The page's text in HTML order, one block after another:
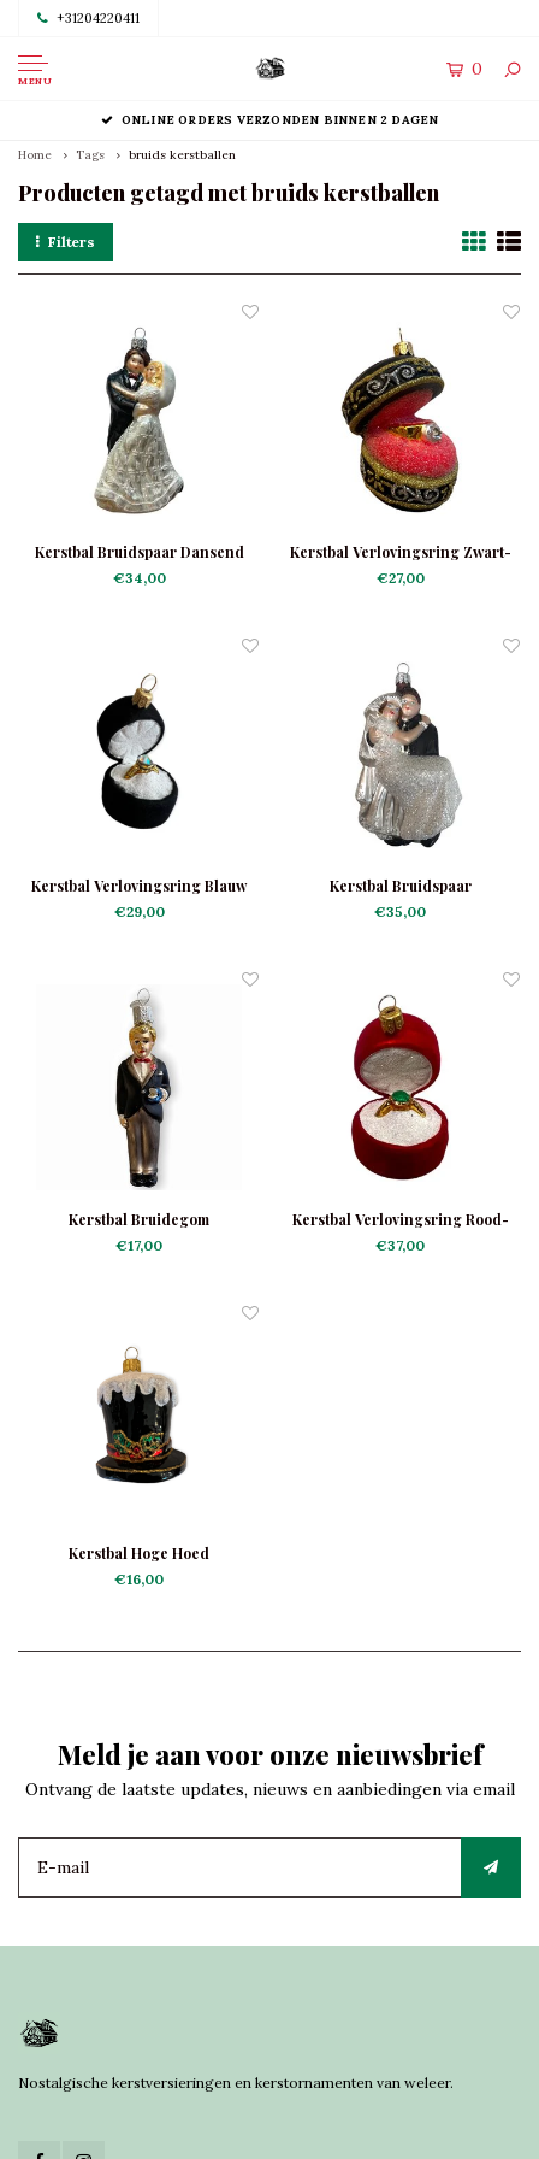
+31204220411
MENU
0
ONLINE ORDERS VERZONDEN BINNEN 2 DAGEN
Home Tags bruids kerstballen
Producten getagd met bruids kerstballen
Filters
Kerstbal Bruidspaar Dansend
€34,00
Kerstbal Verlovingsring Zwart-
Rood
€27,00
Kerstbal Verlovingsring Blauw
€29,00
Kerstbal Bruidspaar
€35,00
Kerstbal Bruidegom
€17,00
Kerstbal Verlovingsring Rood-
Groen
€37,00
Kerstbal Hoge Hoed
€16,00
Meld je aan voor onze nieuwsbrief
Ontvang de laatste updates, nieuws en aanbiedingen via email
Nostalgische kerstversieringen en kerstornamenten van weleer.